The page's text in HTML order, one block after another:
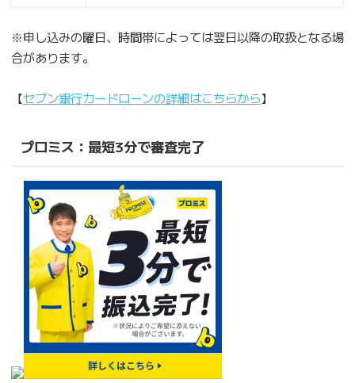
※申し込みの曜日、時間帯によっては翌日以降の取扱となる場
合があります。
【セブン銀行カードローンの詳細はこちらから】
プロミス：最短3分で審査完了